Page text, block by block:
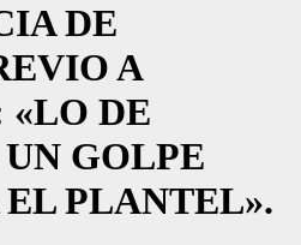
DE
A
«LO DE
GOLPE
PLANTEL».